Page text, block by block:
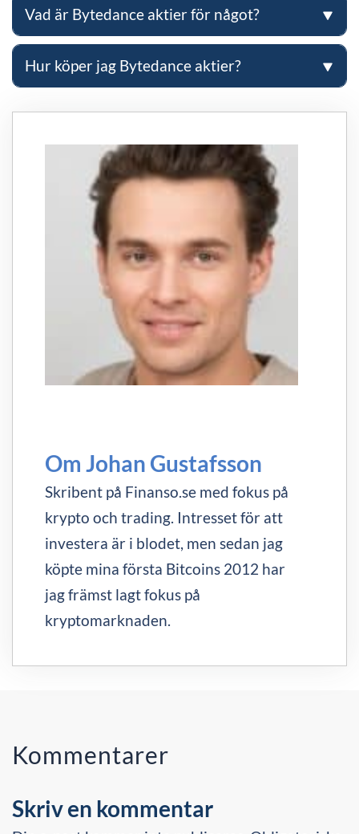
Vad är Bytedance aktier för något?
Hur köper jag Bytedance aktier?
Om Johan Gustafsson
Skribent på Finanso.se med fokus på
krypto och trading. Intresset för att
investera är i blodet, men sedan jag
köpte mina första Bitcoins 2012 har
jag främst lagt fokus på
kryptomarknaden.
Kommentarer
Skriv en kommentar